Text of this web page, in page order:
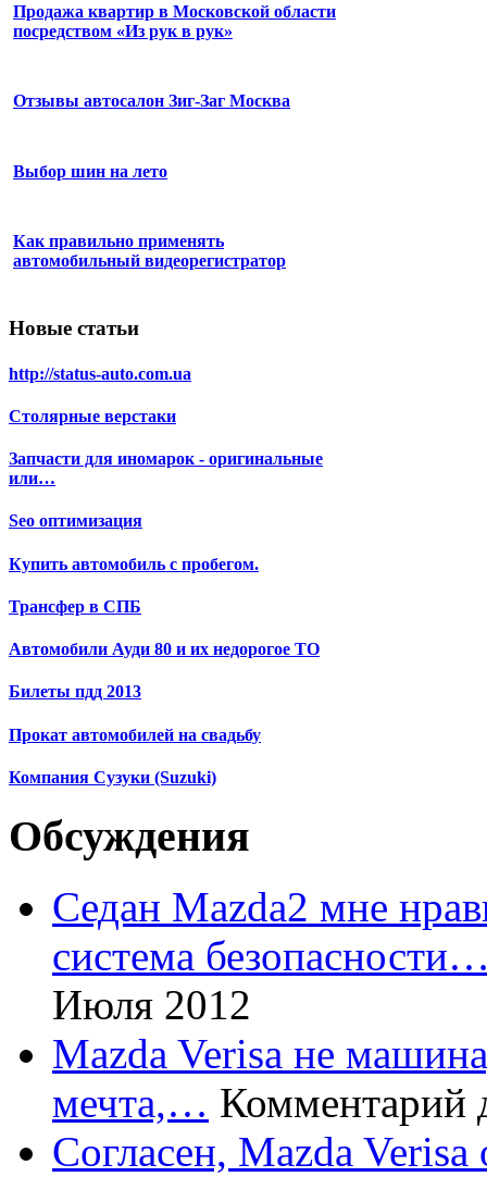
Продажа квартир в Московской области
посредством «Из рук в рук»
Отзывы автосалон Зиг-Заг Москва
Выбор шин на лето
Как правильно применять
автомобильный видеорегистратор
Новые статьи
http://status-auto.com.ua
Столярные верстаки
Запчасти для иномарок - оригинальные
или…
Seo оптимизация
Купить автомобиль с пробегом.
Трансфер в СПБ
Автомобили Ауди 80 и их недорогое ТО
Билеты пдд 2013
Прокат автомобилей на свадьбу
Компания Сузуки (Suzuki)
Обсуждения
Седан Mazda2 мне
система
Июля 2012
Mazda Verisa не
мечта,… Комментарий
Согласен, Mazda